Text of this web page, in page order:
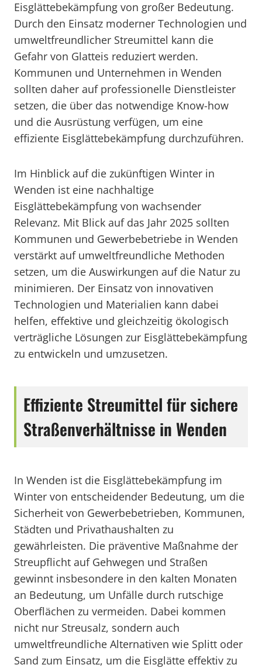
Eisglättebekämpfung von großer Bedeutung.
Durch den Einsatz moderner Technologien und
umweltfreundlicher Streumittel kann die
Gefahr von Glatteis reduziert werden.
Kommunen und Unternehmen in Wenden
sollten daher auf professionelle Dienstleister
setzen, die über das notwendige Know-how
und die Ausrüstung verfügen, um eine
effiziente Eisglättebekämpfung durchzuführen.
Im Hinblick auf die zukünftigen Winter in
Wenden ist eine nachhaltige
Eisglättebekämpfung von wachsender
Relevanz. Mit Blick auf das Jahr 2025 sollten
Kommunen und Gewerbebetriebe in Wenden
verstärkt auf umweltfreundliche Methoden
setzen, um die Auswirkungen auf die Natur zu
minimieren. Der Einsatz von innovativen
Technologien und Materialien kann dabei
helfen, effektive und gleichzeitig ökologisch
verträgliche Lösungen zur Eisglättebekämpfung
zu entwickeln und umzusetzen.
Effiziente Streumittel für sichere
Straßenverhältnisse in Wenden
In Wenden ist die Eisglättebekämpfung im
Winter von entscheidender Bedeutung, um die
Sicherheit von Gewerbebetrieben, Kommunen,
Städten und Privathaushalten zu
gewährleisten. Die präventive Maßnahme der
Streupflicht auf Gehwegen und Straßen
gewinnt insbesondere in den kalten Monaten
an Bedeutung, um Unfälle durch rutschige
Oberflächen zu vermeiden. Dabei kommen
nicht nur Streusalz, sondern auch
umweltfreundliche Alternativen wie Splitt oder
Sand zum Einsatz, um die Eisglätte effektiv zu